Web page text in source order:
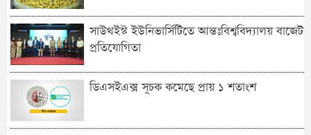
সাউথইস্ট ইউনিভার্সিটিতে আন্তঃবিশ্ববিদ্যালয় বাজেট
প্রতিযোগিতা
ডিএসইএক্স সূচক কমেছে প্রায় ১ শতাংশ